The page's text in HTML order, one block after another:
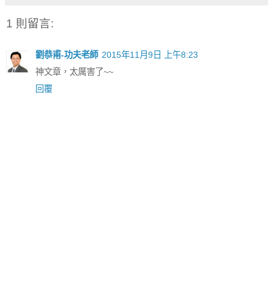
1 則留言:
劉恭甫-功夫老師 2015年11月9日 上午8:23
神文章，太厲害了~~
回覆